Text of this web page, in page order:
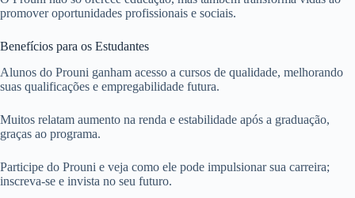
promover oportunidades profissionais e sociais.
Benefícios para os Estudantes
Alunos do Prouni ganham acesso a cursos de qualidade, melhorando
suas qualificações e empregabilidade futura.
Muitos relatam aumento na renda e estabilidade após a graduação,
graças ao programa.
Participe do Prouni e veja como ele pode impulsionar sua carreira;
inscreva-se e invista no seu futuro.